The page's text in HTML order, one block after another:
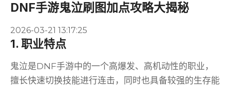
DNF手游鬼泣刷图加点攻略大揭秘
2026-03-21 13:17:25
1. 职业特点
鬼泣是DNF手游中的一个高爆发、高机动性的职业，
擅长快速切换技能进行连击，同时也具备较强的生存能